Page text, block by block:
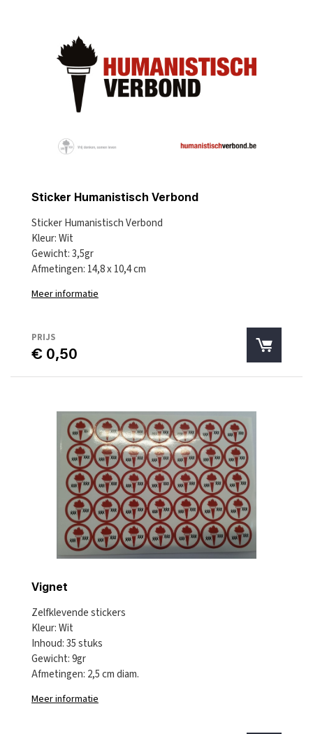
Sticker Humanistisch Verbond
Sticker Humanistisch Verbond
Kleur: Wit
Gewicht: 3,5gr
Afmetingen: 14,8 x 10,4 cm
Meer informatie
PRIJS
€ 0,50
Vignet
Zelfklevende stickers
Kleur: Wit
Inhoud: 35 stuks
Gewicht: 9gr
Afmetingen: 2,5 cm diam.
Meer informatie